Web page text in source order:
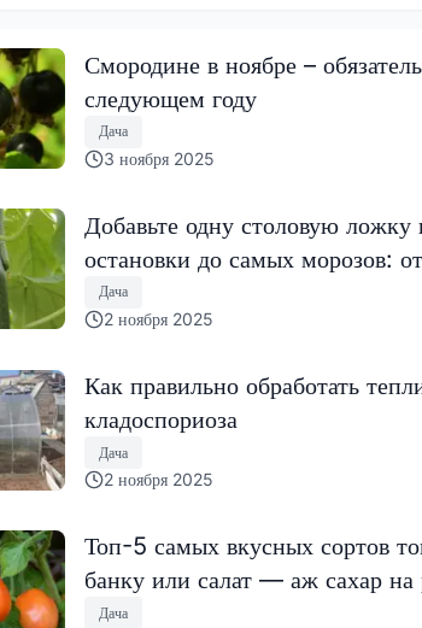
Смородине в ноябре –
следующем году
Дача
3 ноября 2025
Добавьте одну столовую
остановки до самых морозов:
Дача
2 ноября 2025
Как правильно обработать
кладоспориоза
Дача
2 ноября 2025
Топ-5 самых вкусных сортов
банку или салат — аж сахар на
Дача